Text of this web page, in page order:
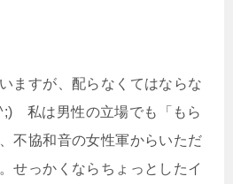
ますが、配らなくてはならな
私は男性の立場でも「もら
不協和音の女性軍からいただ
せっかくならちょっとしたイ